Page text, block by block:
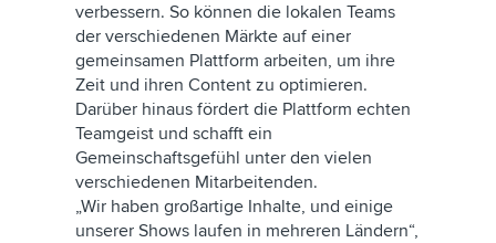
verbessern. So können die lokalen Teams
der verschiedenen Märkte auf einer
gemeinsamen Plattform arbeiten, um ihre
Zeit und ihren Content zu optimieren.
Darüber hinaus fördert die Plattform echten
Teamgeist und schafft ein
Gemeinschaftsgefühl unter den vielen
verschiedenen Mitarbeitenden.
„Wir haben großartige Inhalte, und einige
unserer Shows laufen in mehreren Ländern“,